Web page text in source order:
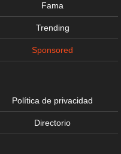
Fama
Trending
Sponsored
Política de privacidad
Directorio